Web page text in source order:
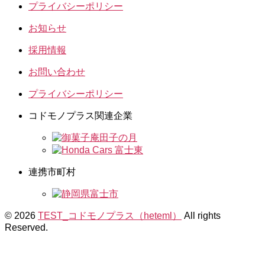
プライバシーポリシー
お知らせ
採用情報
お問い合わせ
プライバシーポリシー
コドモノプラス関連企業
連携市町村
© 2026 TEST_コドモノプラス（heteml）
All rights
Reserved.